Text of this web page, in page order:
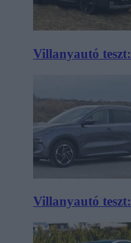
Villanyautó
Villanyautó